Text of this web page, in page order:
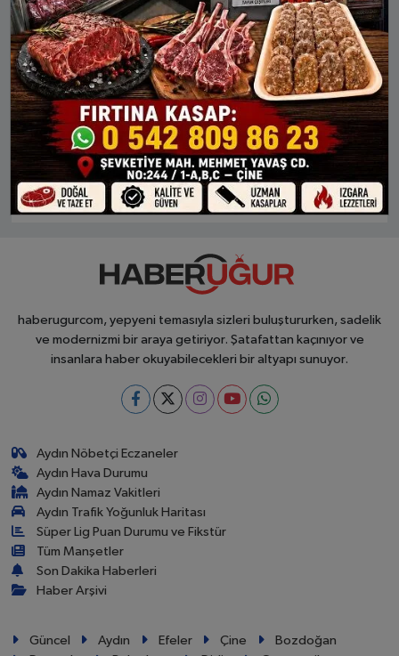
ARICAK AYLIK NAMAZ VAKITLERI
İMSAK GÜNEŞ ÖĞLE İKINDI AKŞAM
9 Ağu Paz
03:47 05:21 12:30 16:19
10 Ağu Pts
03:48 05:22 12:30 16:18
haberugurcom, yepyeni temasıyla sizleri buluştururken, sadelik
ve modernizmi bir araya getiriyor. Şatafattan kaçınıyor ve
insanlara haber okuyabilecekleri bir altyapı sunuyor.
Aydın Nöbetçi Eczaneler
Aydın Hava Durumu
Aydın Namaz Vakitleri
Aydın Trafik Yoğunluk Haritası
Süper Lig Puan Durumu ve Fikstür
Tüm Manşetler
Son Dakika Haberleri
Haber Arşivi
Güncel Aydın Efeler Çine
Bozdoğan